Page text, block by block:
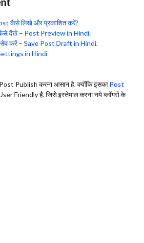
कैसे लिखे और प्रकाशित करें?
देंखे – Post Preview in Hindi.
करें – Save Post Draft in Hindi.
in Hindi
Publish करना आसान है. क्योंकि इसकाPost
Friendly है. जिसे इस्तेमाल करना नये ब्लॉगरों के